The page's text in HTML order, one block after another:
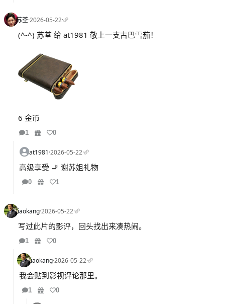
苏荃·2026-05-22·
(^-^) 苏荃 给 at1981 敬上一支古巴雪茄！
6 金币
1 0
at1981·2026-05-22·
高级享受 🚬 谢苏姐礼物
0 1
liaokang·2026-05-22·
写过此片的影评，回头找出来凑热闹。
1 0
liaokang·2026-05-22·
我会贴到影视评论那里。
1 0